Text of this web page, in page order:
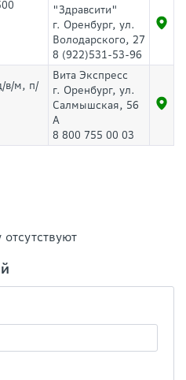
"Здравсити"
г. Оренбург, ул.
Володарского, 27
8 (922)531-53-96
в/м, п/
Вита Экспресс
г. Оренбург, ул.
Салмышская, 56
А
8 800 755 00 03